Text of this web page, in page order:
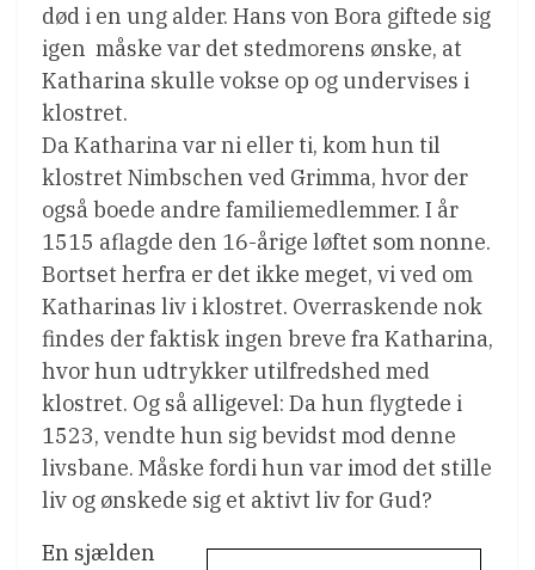
død i en ung alder. Hans von Bora giftede sig
igen  måske var det stedmorens ønske, at
Katharina skulle vokse op og undervises i
klostret.
Da Katharina var ni eller ti, kom hun til
klostret Nimbschen ved Grimma, hvor der
også boede andre familiemedlemmer. I år
1515 aflagde den 16-årige løftet som nonne.
Bortset herfra er det ikke meget, vi ved om
Katharinas liv i klostret. Overraskende nok
findes der faktisk ingen breve fra Katharina,
hvor hun udtrykker utilfredshed med
klostret. Og så alligevel: Da hun flygtede i
1523, vendte hun sig bevidst mod denne
livsbane. Måske fordi hun var imod det stille
liv og ønskede sig et aktivt liv for Gud?
En sjælden